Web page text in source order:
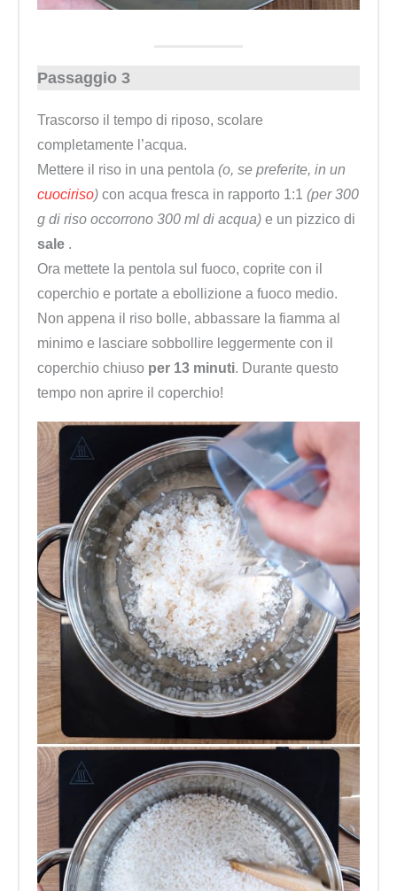
Passaggio 3
Trascorso il tempo di riposo, scolare
completamente l’acqua.
Mettere il riso in una pentola (o, se preferite, in un
cuociriso) con acqua fresca in rapporto 1:1 (per 300
g di riso occorrono 300 ml di acqua) e un pizzico di
sale .
Ora mettete la pentola sul fuoco, coprite con il
coperchio e portate a ebollizione a fuoco medio.
Non appena il riso bolle, abbassare la fiamma al
minimo e lasciare sobbollire leggermente con il
coperchio chiuso per 13 minuti. Durante questo
tempo non aprire il coperchio!